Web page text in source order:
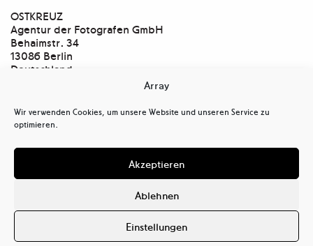
Array
Wir verwenden Cookies, um unsere Website und unseren Service zu
optimieren.
Akzeptieren
Ablehnen
Einstellungen
OSTKREUZ
Agentur der Fotografen GmbH
Behaimstr. 34
13086 Berlin
Deutschland
tel+ 49(0)30.47 37 39 39
mail@ostkreuz.de
Mein Konto
Warenkorb
Datenschutzerklärung (EU)
Haftungsausschluss